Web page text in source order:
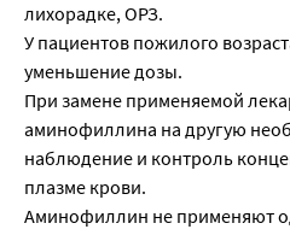
лихорадке, ОРЗ.
У пациентов пожилого
уменьшение дозы.
При замене применяемой
аминофиллина на другую
наблюдение и контроль
плазме крови.
Аминофиллин не применяют